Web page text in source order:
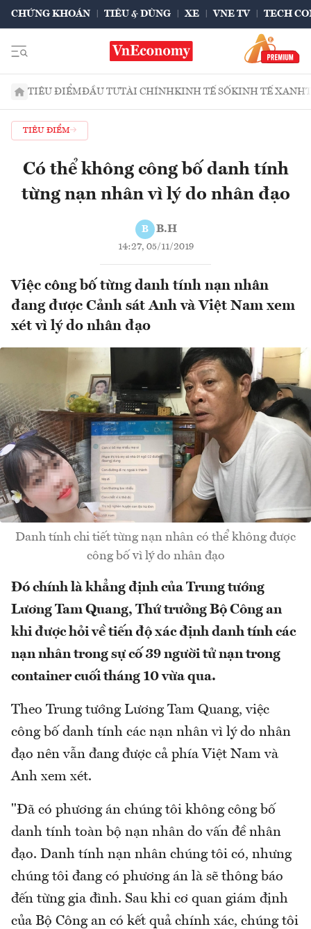
CHỨNG KHOÁN TIÊU & DÙNG XE VNE TV TECH
TIÊU ĐIỂMĐẦU TƯTÀI CHÍNHKINH TẾ SỐKINH TẾ XANH
TIÊU ĐIỂM
Có thể không công bố danh tính
từng nạn nhân vì lý do nhân đạo
B B.H
14:27, 05/11/2019
Việc công bố từng danh tính nạn nhân
đang được Cảnh sát Anh và Việt Nam xem
xét vì lý do nhân đạo
Danh tính chi tiết từng nạn nhân có thể không được
công bố vì lý do nhân đạo
Đó chính là khẳng định của Trung tướng
Lương Tam Quang, Thứ trưởng Bộ Công an
khi được hỏi về tiến độ xác định danh tính các
nạn nhân trong sự cố 39 người tử nạn trong
container cuối tháng 10 vừa qua.
Theo Trung tướng Lương Tam Quang, việc
công bố danh tính các nạn nhân vì lý do nhân
đạo nên vẫn đang được cả phía Việt Nam và
Anh xem xét.
"Đã có phương án chúng tôi không công bố
danh tính toàn bộ nạn nhân do vấn đề nhân
đạo. Danh tính nạn nhân chúng tôi có, nhưng
chúng tôi đang có phương án là sẽ thông báo
đến từng gia đình. Sau khi cơ quan giám định
của Bộ Công an có kết quả chính xác, chúng tôi